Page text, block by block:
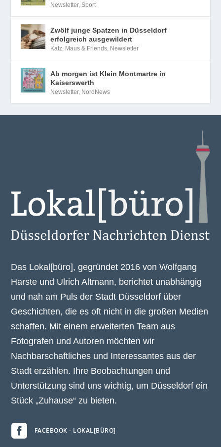
Newsletter,Sport
Zwölf junge Spatzen in Düsseldorf
erfolgreich ausgewildert
Katz, Maus & Friends Newsletter
Ab morgen ist Klein Montmartre in
Kaiserswerth
Newsletter, NordNews
Das Lokal[büro], gegründet 2016 von Wolfgang
Harste und Ulrich Altmann, berichtet unabhängig
und nah am Puls der Stadt Düsseldorf über
Geschichten, die es oft nicht in die großen Medien
schaffen. Mit einem erweiterten Team aus
Fotografen und Autoren möchten wir
Nachbarschaftliches und Interessantes aus der
Stadt erzählen. Ihre Beobachtungen und
Unterstützung sind uns wichtig, um Düsseldorf ein
Stück „Zuhause“ zu bieten.
 FACEBOOK - LOKAL[BÜRO]